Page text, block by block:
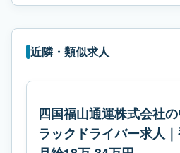
近隣・類似求人
四国福山通運株式会社
ラックドライバー求人